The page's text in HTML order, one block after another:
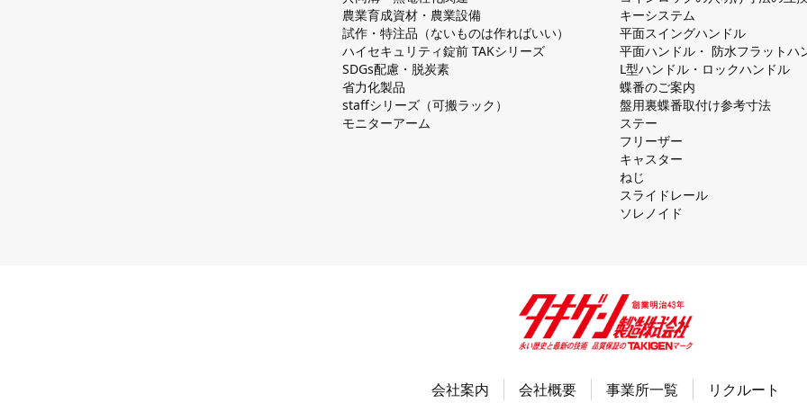
農業育成資材・農業設備
試作・特注品（ないものは作ればいい）
ハイセキュリティ錠前 TAKシリーズ
SDGs配慮・脱炭素
省力化製品
staffシリーズ（可搬ラック）
モニターアーム
キーシステム
平⾯スイングハンドル
平⾯ハンドル・ 防⽔フラットハ
L型ハンドル・ロックハンドル
蝶番のご案内
盤⽤裏蝶番取付け参考⼨法
ステー
フリーザー
キャスター
ねじ
スライドレール
ソレノイド
会社案内 会社概要 事業所一覧 リクルート